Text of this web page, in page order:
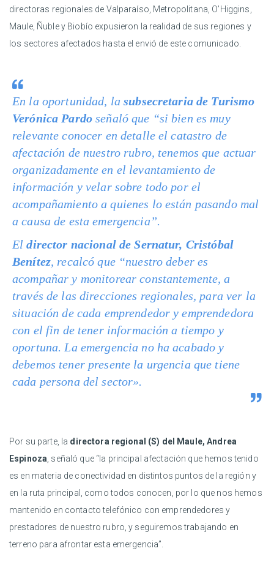
directoras regionales de Valparaíso, Metropolitana, O’Higgins,
Maule, Ñuble y Biobío expusieron la realidad de sus regiones y
los sectores afectados hasta el envió de este comunicado.
En la oportunidad, lasubsecretaria de Turismo
Verónica Pardoseñaló que “si bien es muy
relevante conocer en detalle el catastro de
afectación de nuestro rubro, tenemos que actuar
organizadamente en el levantamiento de
información y velar sobre todo por el
acompañamiento a quienes lo están pasando mal
a causa de esta emergencia”.
Eldirector nacional de Sernatur, Cristóbal
Benítez, recalcó que “nuestro deber es
acompañar y monitorear constantemente, a
través de las direcciones regionales, para ver la
situación de cada emprendedor y emprendedora
con el fin de tener información a tiempo y
oportuna. La emergencia no ha acabado y
debemos tener presente la urgencia que tiene
cada persona del sector».
Por su parte, la directora regional (S) del Maule, Andrea
Espinoza , señaló que “la principal afectación que hemos tenido
es en materia de conectividad en distintos puntos de la región y
en la ruta principal, como todos conocen, por lo que nos hemos
mantenido en contacto telefónico con emprendedores y
prestadores de nuestro rubro, y seguiremos trabajando en
terreno para afrontar esta emergencia”.